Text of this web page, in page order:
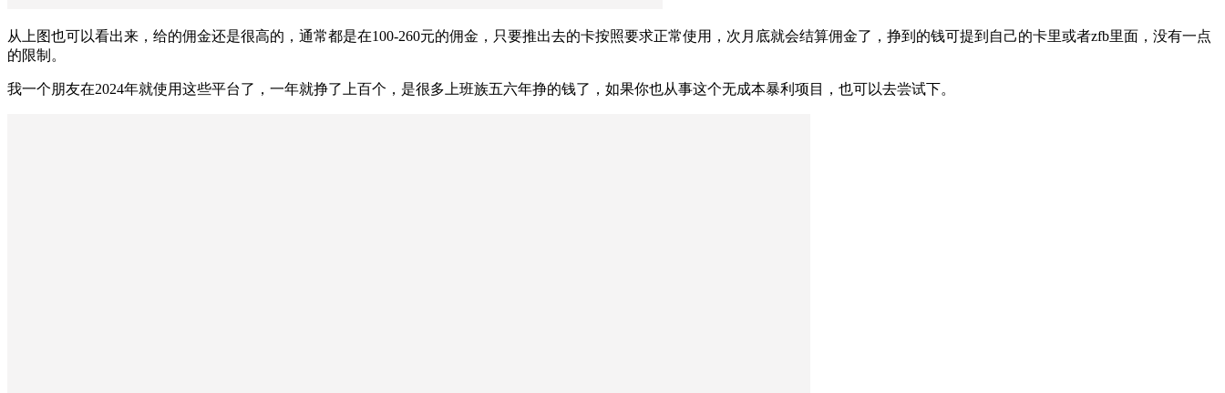
从上图也可以看出来，给的佣金还是很高的，通常都是在100-260元的佣金，只要推出去的卡按照要求正常使用，次月底就会结算佣金了，挣到的钱可提到自己的卡里或者zfb里面，没有一点
的限制。
我一个朋友在2024年就使用这些平台了，一年就挣了上百个，是很多上班族五六年挣的钱了，如果你也从事这个无成本暴利项目，也可以去尝试下。